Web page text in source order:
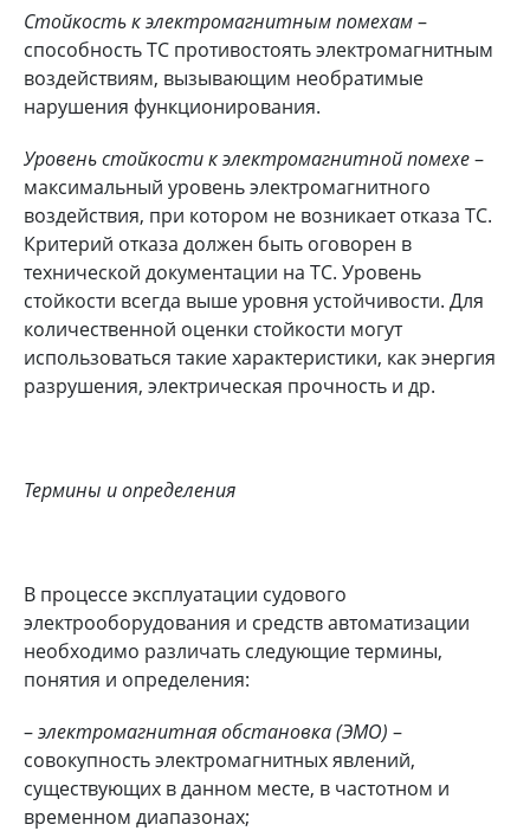
Стойкость к электромагнитным помехам–
способность ТС противостоять электромагнитным
воздействиям, вызывающим необратимые
нарушения функционирования.
Уровень стойкости к электромагнитной помехе–
максимальный уровень электромагнитного
воздействия, при котором не возникает отказа ТС.
Критерий отказа должен быть оговорен в
технической документации на ТС. Уровень
стойкости всегда выше уровня устойчивости. Для
количественной оценки стойкости могут
использоваться такие характеристики, как энергия
разрушения, электрическая прочность и др.
Термины и определения
В процессе эксплуатации судового
электрооборудования и средств автоматизации
необходимо различать следующие термины,
понятия и определения:
–электромагнитная обстановка (ЭМО) –
совокупность электромагнитных явлений,
существующих в данном месте, в частотном и
временном диапазонах;